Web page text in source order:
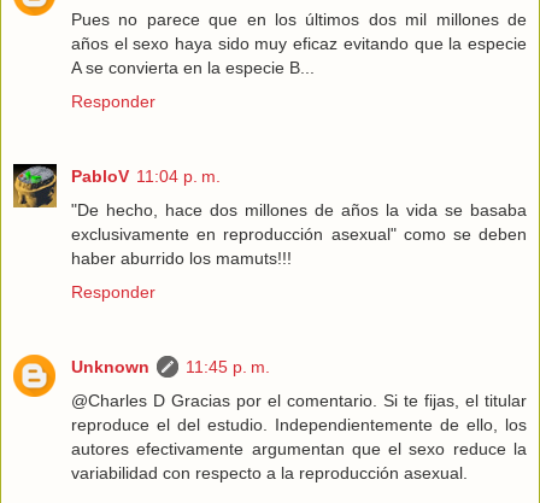
Pues no parece que en los últimos dos mil millones de
años el sexo haya sido muy eficaz evitando que la especie
A se convierta en la especie B...
Responder
PabloV 11:04 p. m.
"De hecho, hace dos millones de años la vida se basaba
exclusivamente en reproducción asexual" como se deben
haber aburrido los mamuts!!!
Responder
Unknown
11:45 p. m.
@Charles D Gracias por el comentario. Si te fijas, el titular
reproduce el del estudio. Independientemente de ello, los
autores efectivamente argumentan que el sexo reduce la
variabilidad con respecto a la reproducción asexual.